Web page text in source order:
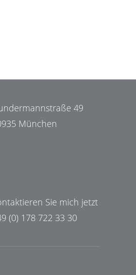
49
München
Sie mich jetzt
(0) 178 722 33 30